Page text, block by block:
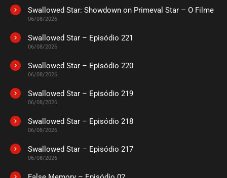
ASSISTIDO
ASSISTIDO
EPISÓDIO 03
EPISÓDIO 02
setembro 22, 2020
setembro 22, 2020
Swallowed Star: Showdown on Primeval Star – O Filme
06/08/2026
Swallowed Star – Episódio 221
06/08/2026
Swallowed Star – Episódio 220
06/08/2026
Swallowed Star – Episódio 219
06/08/2026
Swallowed Star – Episódio 218
06/08/2026
Swallowed Star – Episódio 217
06/08/2026